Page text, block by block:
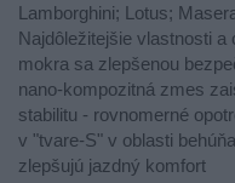
Lamborghini; Lotus;
Najdôležitejšie vlastnosti
mokra sa zlepšenou
nano-kompozitná zmes
stabilitu - rovnomerné
v "tvare-S" v oblasti
zlepšujú jazdný komfort